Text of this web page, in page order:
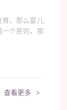
育，那么婴儿
个原则，那
查看更多 >